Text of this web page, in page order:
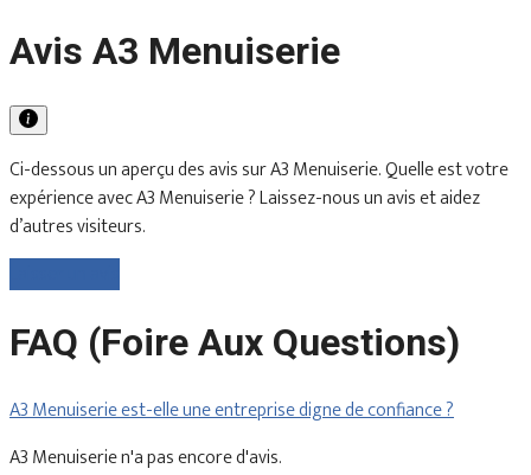
Avis A3 Menuiserie
Ci-dessous un aperçu des avis sur A3 Menuiserie. Quelle est votre
expérience avec A3 Menuiserie ? Laissez-nous un avis et aidez
d’autres visiteurs.
FAQ (Foire Aux Questions)
A3 Menuiserie est-elle une entreprise digne de confiance ?
A3 Menuiserie n'a pas encore d'avis.